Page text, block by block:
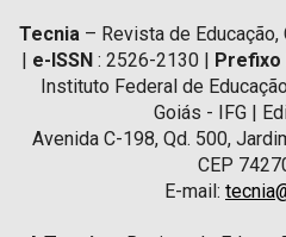
Tecnia – Revista de
| e-ISSN: 2526-2130 | Prefixo
Instituto Federal de
Goiás - IFG |
Avenida C-198, Qd. 500,
CEP
E-mail: